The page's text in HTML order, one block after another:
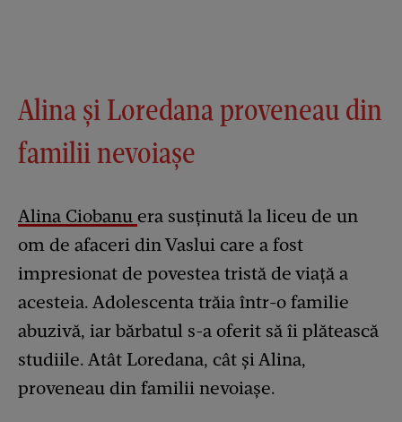
Alina și Loredana proveneau din
familii nevoiașe
Alina Ciobanu era susținută la liceu de un
om de afaceri din Vaslui care a fost
impresionat de povestea tristă de viață a
acesteia. Adolescenta trăia într-o familie
abuzivă, iar bărbatul s-a oferit să îi plătească
studiile. Atât Loredana, cât și Alina,
proveneau din familii nevoiașe.